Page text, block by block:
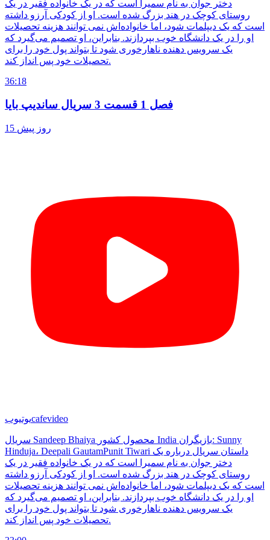
دختر جوان به نام سمیرا است که در یک خانواده فقیر در یک
روستای کوچک در هند بزرگ شده است. او از کودکی آرزو داشته
است که یک دیپلمات شود، اما خانواده‌اش نمی توانند هزینه تحصیلات
او را در یک دانشگاه خوب بپردازند. بنابراین، او تصمیم می‌گیرد که
یک سرویس دهنده ناهارخوری شود تا بتواند پول خود را برای
تحصیلات خود پس انداز کند.
36:18
فصل 1 قسمت 3 سریال ساندیپ بایا
15 روز پیش
یوتیوبcafevideo
سریال Sandeep Bhaiya محصول کشور India بازیگران: Sunny
Hinduja، Deepali GautamPunit Tiwari داستان سریال درباره یک
دختر جوان به نام سمیرا است که در یک خانواده فقیر در یک
روستای کوچک در هند بزرگ شده است. او از کودکی آرزو داشته
است که یک دیپلمات شود، اما خانواده‌اش نمی توانند هزینه تحصیلات
او را در یک دانشگاه خوب بپردازند. بنابراین، او تصمیم می‌گیرد که
یک سرویس دهنده ناهارخوری شود تا بتواند پول خود را برای
تحصیلات خود پس انداز کند.